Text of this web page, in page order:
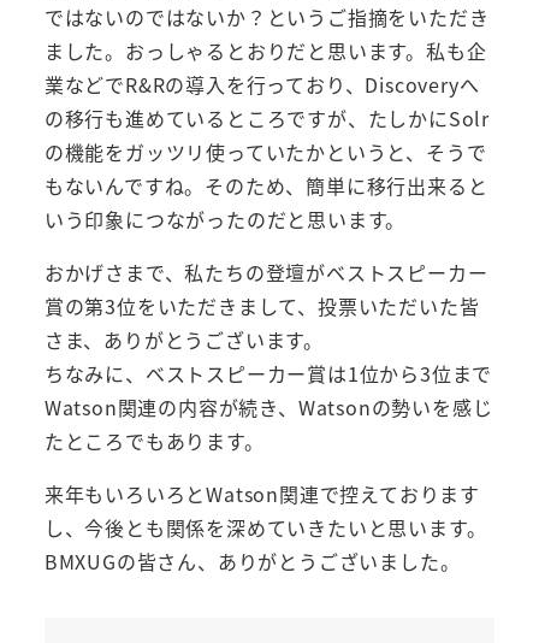
ではないのではないか？というご指摘をいただき
ました。おっしゃるとおりだと思います。私も企
業などでR&Rの導入を行っており、Discoveryへ
の移行も進めているところですが、たしかにSolr
の機能をガッツリ使っていたかというと、そうで
もないんですね。そのため、簡単に移行出来ると
いう印象につながったのだと思います。
おかげさまで、私たちの登壇がベストスピーカー
賞の第3位をいただきまして、投票いただいた皆
さま、ありがとうございます。
ちなみに、ベストスピーカー賞は1位から3位まで
Watson関連の内容が続き、Watsonの勢いを感じ
たところでもあります。
来年もいろいろとWatson関連で控えております
し、今後とも関係を深めていきたいと思います。
BMXUGの皆さん、ありがとうございました。